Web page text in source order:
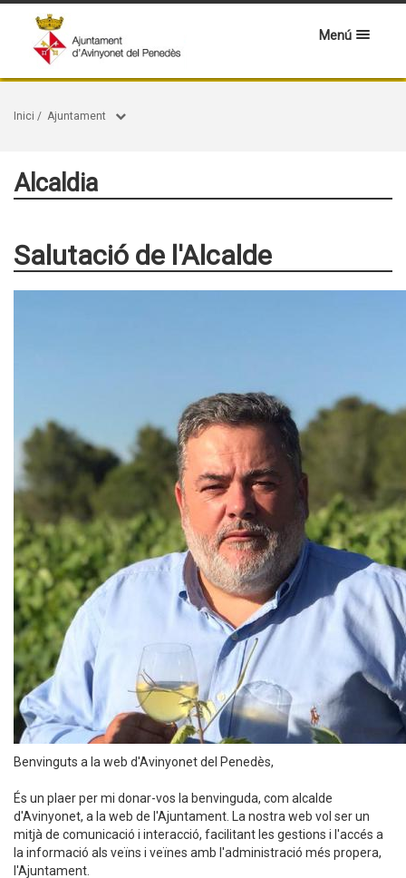
Menú
Inici / Ajuntament
Alcaldia
Salutació de l'Alcalde
Benvinguts a la web d'Avinyonet del Penedès,
És un plaer per mi donar-vos la benvinguda, com alcalde
d'Avinyonet, a la web de l'Ajuntament. La nostra web vol ser un
mitjà de comunicació i interacció, facilitant les gestions i l'accés a
la informació als veïns i veïnes amb l'administració més propera,
l'Ajuntament.